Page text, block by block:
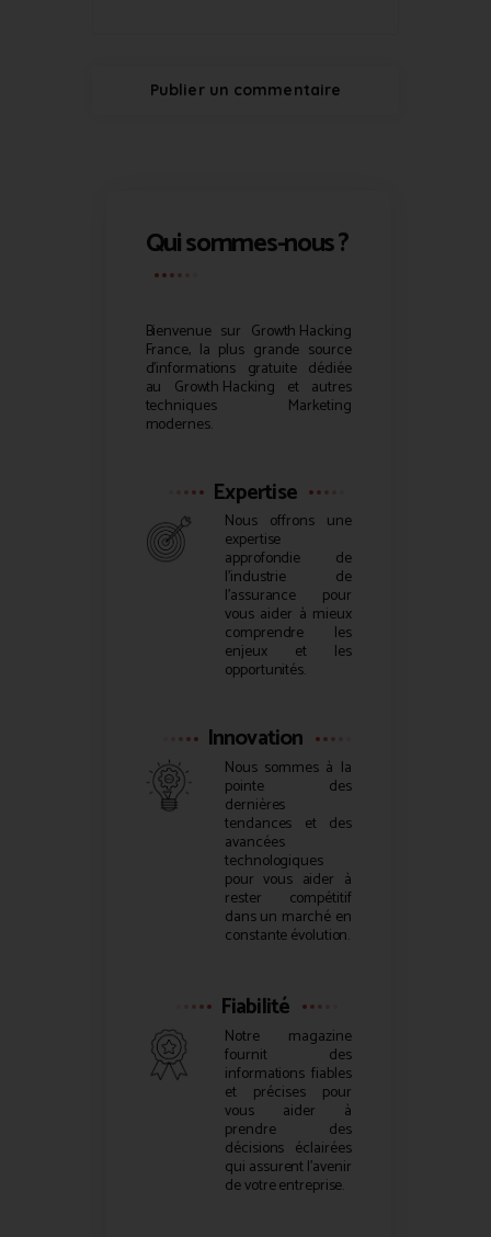
Qui sommes-nous ?
Bienvenue sur Growth Hacking
France, la plus grande source
d’informations gratuite dédiée
au Growth Hacking et autres
techniques Marketing
modernes.
Expertise
Nous offrons une
expertise
approfondie de
l’industrie de
l’assurance pour
vous aider à mieux
comprendre les
enjeux et les
opportunités.
Innovation
Nous sommes à la
pointe des
dernières
tendances et des
avancées
technologiques
pour vous aider à
rester compétitif
dans un marché en
constante évolution.
Fiabilité
Notre magazine
fournit des
informations fiables
et précises pour
vous aider à
prendre des
décisions éclairées
qui assurent l’avenir
de votre entreprise.